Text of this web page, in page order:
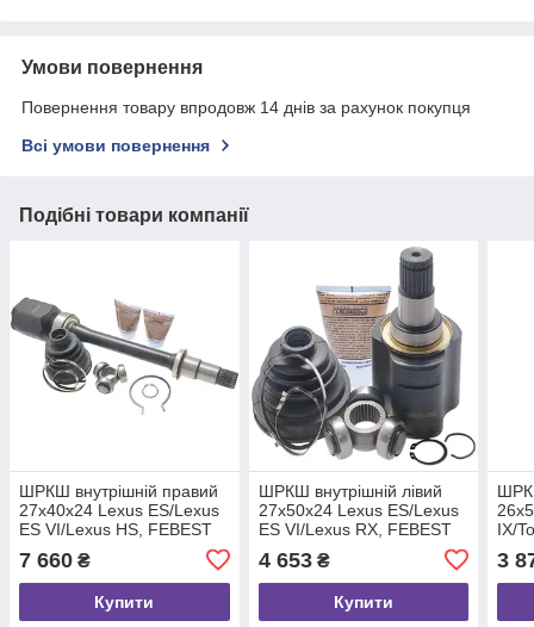
Умови повернення
Повернення товару впродовж 14 днів за рахунок покупця
Всі умови повернення
Подібні товари компанії
ШРКШ внутрішній правий
27x40x24 Lexus ES/Lexus
ES VI/Lexus HS, FEBEST
7 660 ₴
Купити
ШРКШ внутрішній лівий
27x50x24 Lexus ES/Lexus
ES VI/Lexus RX, FEBEST
4 653₴
Купити
IX/
3